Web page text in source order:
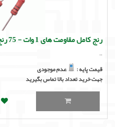
رنج کامل مقاومت های 1 وات - 75 رنج - بسته 5 تایی
..
قیمت پایه :
عدم موجودی
جهت خرید تعداد بالا تماس بگیرید